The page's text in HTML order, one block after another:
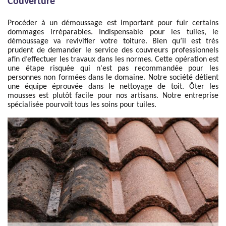
Procéder à un démoussage est important pour fuir certains
dommages irréparables. Indispensable pour les tuiles, le
démoussage va revivifier votre toiture. Bien qu’il est très
prudent de demander le service des couvreurs professionnels
afin d’effectuer les travaux dans les normes. Cette opération est
une étape risquée qui n'est pas recommandée pour les
personnes non formées dans le domaine. Notre société détient
une équipe éprouvée dans le nettoyage de toit. Ôter les
mousses est plutôt facile pour nos artisans. Notre entreprise
spécialisée pourvoit tous les soins pour tuiles.